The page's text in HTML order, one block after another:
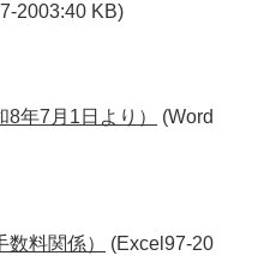
2003:40 KB)
年7月1日より）
(Word
料関係）
(Excel97-20